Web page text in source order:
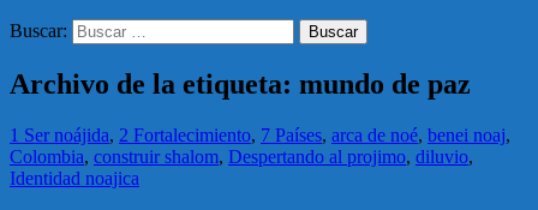
Buscar:
Archivo de la etiqueta: mundo de paz
1 Ser noájida, 2 Fortalecimiento, 7 Países, arca de noé, benei noaj,
Colombia, construir shalom, Despertando al projimo, diluvio,
Identidad noajica